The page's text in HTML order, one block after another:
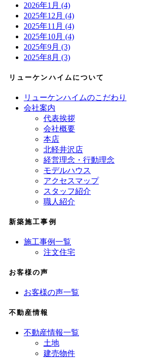
2026年1月 (4)
2025年12月 (4)
2025年11月 (4)
2025年10月 (4)
2025年9月 (3)
2025年8月 (3)
リューケンハイムについて
リューケンハイムのこだわり
会社案内
代表挨拶
会社概要
本店
北軽井沢店
経営理念・行動理念
モデルハウス
アクセスマップ
スタッフ紹介
職人紹介
新築施工事例
施工事例一覧
注文住宅
お客様の声
お客様の声一覧
不動産情報
不動産情報一覧
土地
建売物件